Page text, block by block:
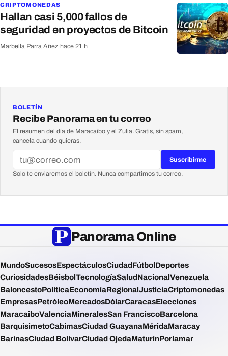
CRIPTOMONEDAS
Hallan casi 5,000 fallos de
seguridad en proyectos de Bitcoin
Marbella Parra Añez hace 21 h
BOLETÍN
Recibe Panorama en tu correo
El resumen del día de Maracaibo y el Zulia. Gratis, sin spam,
cancela cuando quieras.
Suscribirme
Solo te enviaremos el boletín. Nunca compartimos tu correo.
Panorama Online
MundoSucesosEspectáculosCiudadFútbol Deportes
CuriosidadesBéisbol TecnologíaSaludNacional Venezuela
BaloncestoPolíticaEconomíaRegional JusticiaCriptomonedas
EmpresasPetróleoMercadosDólarCaracasElecciones
MaracaiboValenciaMineralesSan FranciscoBarcelona
BarquisimetoCabimasCiudad GuayanaMéridaMaracay
BarinasCiudad BolívarCiudad OjedaMaturínPorlamar